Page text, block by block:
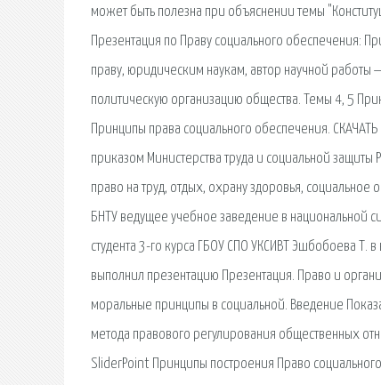
может быть полезна при объяснении темы
Презентация по Праву социального обеспечения:
праву, юридическим наукам, автор научной
политическую организацию общества. Темы 4, 5
Принципы права социального обеспечения.
приказом Министерства труда и социальной
право на труд, отдых, охрану здоровья,
БНТУ ведущее учебное заведение в национальной
студента 3-го курса ГБОУ СПО УКСИВТ Эшбобоева Т.
выполнил презентацию Презентация. Право и
моральные принципы в социальной. Введение
метода правового регулирования общественных
SliderPoint Принципы построения Право